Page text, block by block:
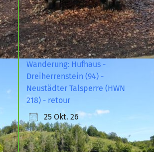
Wanderung: Hufhaus -
Dreiherrenstein (94) -
Neustädter Talsperre (HWN
218) - retour
25 Okt. 26